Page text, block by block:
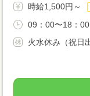
時給1,500円～
09：00〜18：
火水休み（祝日